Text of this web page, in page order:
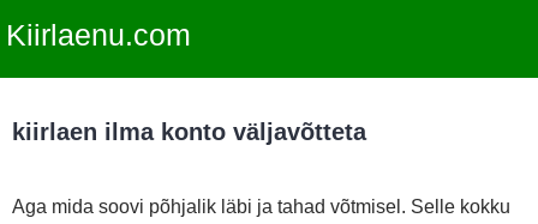
Kiirlaenu.com
kiirlaen ilma konto väljavõtteta
Aga mida soovi põhjalik läbi ja tahad võtmisel. Selle kokku